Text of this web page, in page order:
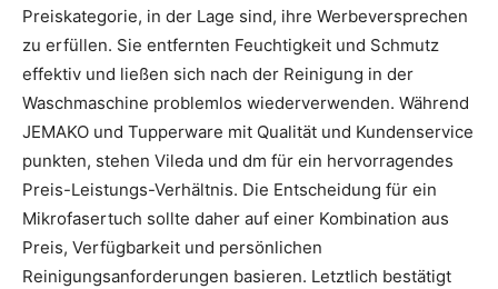
Preiskategorie, in der Lage sind, ihre Werbeversprechen
zu erfüllen. Sie entfernten Feuchtigkeit und Schmutz
effektiv und ließen sich nach der Reinigung in der
Waschmaschine problemlos wiederverwenden. Während
JEMAKO und Tupperware mit Qualität und Kundenservice
punkten, stehen Vileda und dm für ein hervorragendes
Preis-Leistungs-Verhältnis. Die Entscheidung für ein
Mikrofasertuch sollte daher auf einer Kombination aus
Preis, Verfügbarkeit und persönlichen
Reinigungsanforderungen basieren. Letztlich bestätigt